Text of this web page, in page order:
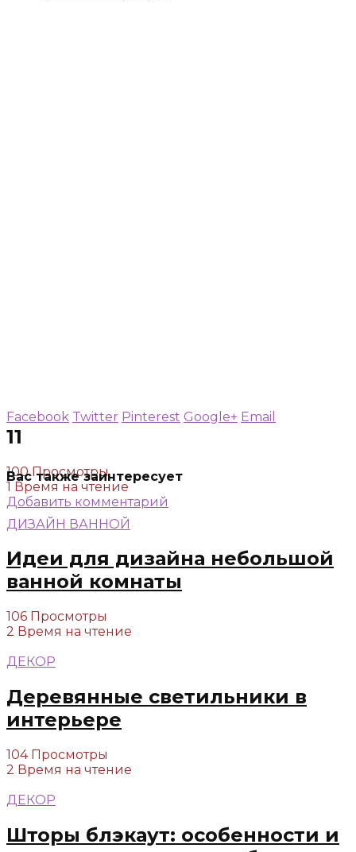
11
100 Просмотры
1 Время на чтение
Добавить комментарий
Facebook Twitter Pinterest Google+ Email
Вас также заинтересует
ДИЗАЙН ВАННОЙ
Идеи для дизайна небольшой
ванной комнаты
106 Просмотры
2 Время на чтение
ДЕКОР
Деревянные светильники в
интерьере
104 Просмотры
2 Время на чтение
ДЕКОР
Шторы блэкаут: особенности и